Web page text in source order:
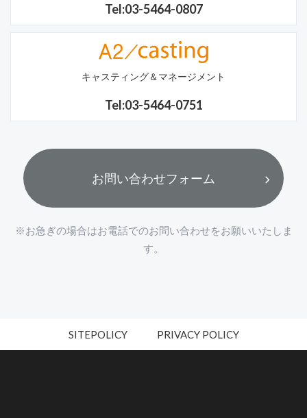
Tel:03-5464-0807
キャスティング＆マネージメント
Tel:03-5464-0751
お問い合わせフォーム
※お急ぎの場合はお電話でのお問い合わせをお願いいたしま
す。
SITEPOLICY PRIVACY POLICY